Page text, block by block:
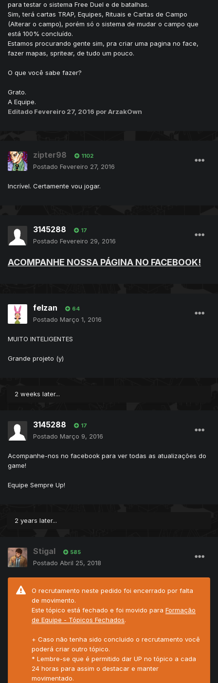
para testar o sistema Free Duel e de batalhas.
Sim, terá cartas TRAP, Equipes, Rituais e Cartas de Campo
(Alterar o campo), porém só o sistema de mudar o campo que
está 100% concluído.
Estamos procurando gente sim, pra criar uma pagina no face,
fazer mapas, spritear, de tudo um pouco.
O que você sabe fazer?
Grato.
A Equipe.
Editado Fevereiro 27, 2016 por ArzakOwn
zipter98 1102
Postado Fevereiro 27, 2016
Incrível. Certamente vou jogar.
3145288 17
Postado Fevereiro 29, 2016
ACOMPANHE NOSSA PÁGINA NO FACEBOOK!
felzan 64
Postado Março 1, 2016
MUITO INTELIGENTES
Grande projeto (y)
2 weeks later...
3145288 17
Postado Março 9, 2016
Acompanhe-nos no facebook para ver todas as atualizações do
game!
Equipe Sempre Up!
2 years later...
Stigal 585
Postado Abril 25, 2018
O recrutamento neste pedido foi encerrado por falta
de movimento.
Este tópico está fechado e foi movido para Formação
de Equipe - Tópicos Fechados.
+ Caso não tenha sido concluido o recrutamento você
poderá criar outro tópico.
* Lembre-se que é permitido dar UP no tópico a cada
24 horas para assim o destacar e manter
movimentado.